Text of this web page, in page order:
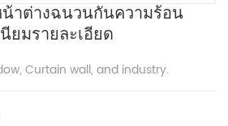
าต่างฉนวนกันความร้อน
ยมรายละเอียด
Curtain wall, and industry.